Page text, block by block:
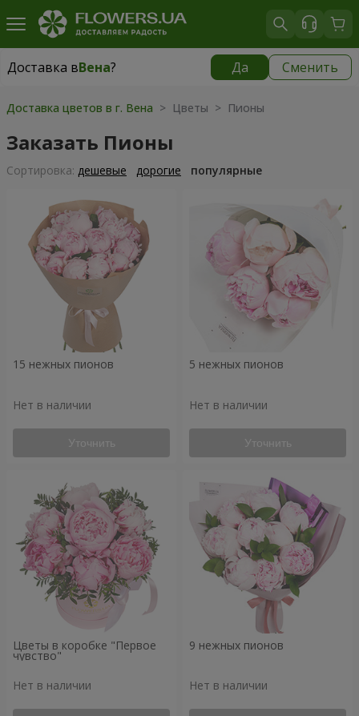
Доставка вВена? Да Сменить
Доставка вВена
Доставка цветов в г. Вена > Цветы > Пионы
Заказать Пионы
Cортировка: дешевые дорогие популярные
15 нежных пионов
Нет в наличии
Уточнить
5 нежных пионов
Нет в наличии
Уточнить
Цветы в коробке "Первое
чувство"
Нет в наличии
9 нежных пионов
Нет в наличии